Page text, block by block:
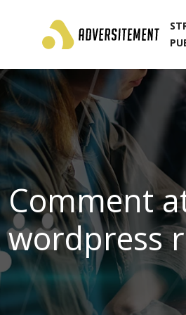
Comment
wordpress